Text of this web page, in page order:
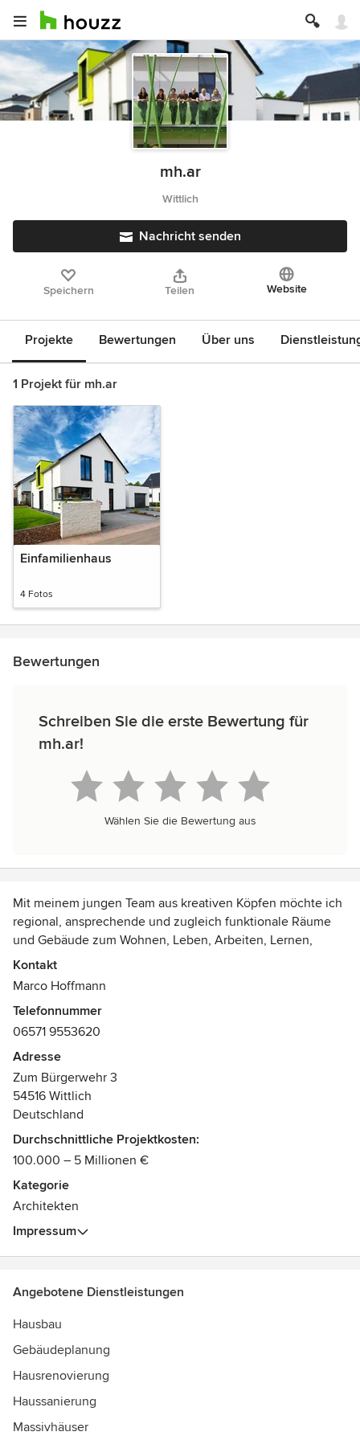
mh.ar
Wittlich
Nachricht senden
Speichern Teilen Website
Projekte Bewertungen Über uns
1 Projekt für mh.ar
Einfamilienhaus
4 Fotos
Bewertungen
Schreiben Sie die erste Bewertung für
mh.ar!
Wählen Sie die Bewertung aus
Mit meinem jungen Team aus kreativen Köpfen möchte ich
regional, ansprechende und zugleich funktionale Räume
und Gebäude zum Wohnen, Leben, Arbeiten, Lernen,
Konsumieren, Genießen - vor allem zum Wohlfühlen -
schaffen.
Kontakt
Marco Hoffmann
Telefonnummer
06571 9553620
Adresse
Zum Bürgerwehr 3
54516 Wittlich
Deutschland
Durchschnittliche Projektkosten:
100.000 – 5 Millionen €
Kategorie
Architekten
Impressum
Angebotene Dienstleistungen
Hausbau
Gebäudeplanung
Hausrenovierung
Haussanierung
Massivhäuser